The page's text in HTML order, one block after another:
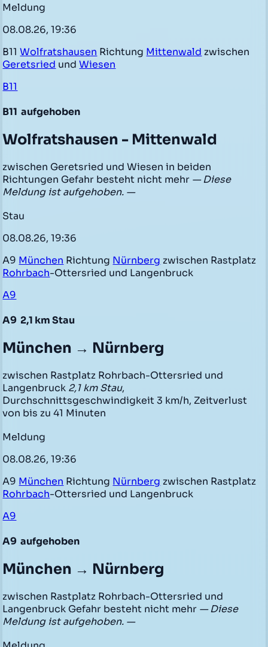
Meldung
08.08.26, 19:36
B11Wolfratshausen Richtung Mittenwald zwischen
Geretsried undWiesen
B11
B11 aufgehoben
Wolfratshausen - Mittenwald
zwischen Geretsried und Wiesen in beiden
Richtungen Gefahr besteht nicht mehr — Diese
Meldung ist aufgehoben. —
Stau
08.08.26, 19:36
A9 München Richtung Nürnberg zwischen Rastplatz
Rohrbach-Ottersried und Langenbruck
A9
A9 2,1 km Stau
München → Nürnberg
zwischen Rastplatz Rohrbach-Ottersried und
Langenbruck 2,1 km Stau,
Durchschnittsgeschwindigkeit 3 km/h, Zeitverlust
von bis zu 41 Minuten
Meldung
08.08.26, 19:36
A9 München Richtung Nürnberg zwischen Rastplatz
Rohrbach-Ottersried und Langenbruck
A9
A9 aufgehoben
München → Nürnberg
zwischen Rastplatz Rohrbach-Ottersried und
Langenbruck Gefahr besteht nicht mehr — Diese
Meldung ist aufgehoben. —